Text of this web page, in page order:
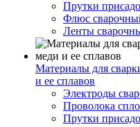
Прутки
Флюс
Ленты
Материалы для
и ее сплавов
Электроды
Проволока
Прутки